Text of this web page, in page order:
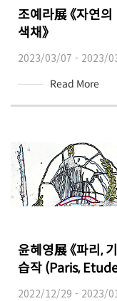
조예라展 《자연의
색채》
2023/03/07 - 2023/
Read More
윤혜영展 《파리,
습작 (Paris,
la mémoire)》
2022/12/29 - 2023/